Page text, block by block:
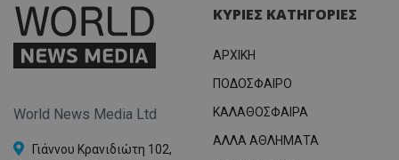
World News Media Ltd
Γιάννου Κρανιδιώτη 102,
ΚΥΡΙΕΣ ΚΑΤΗΓΟΡΙΕΣ
ΑΡΧΙΚΗ
ΠΟΔΟΣΦΑΙΡΟ
ΚΑΛΑΘΟΣΦΑΙΡΑ
ΑΛΛΑ ΑΘΛΗΜΑΤΑ